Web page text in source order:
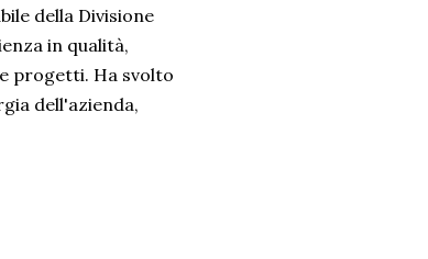
della Divisione
in qualità,
progetti. Ha svolto
dell'azienda,